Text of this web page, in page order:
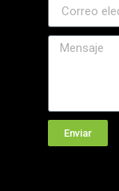
Enviar